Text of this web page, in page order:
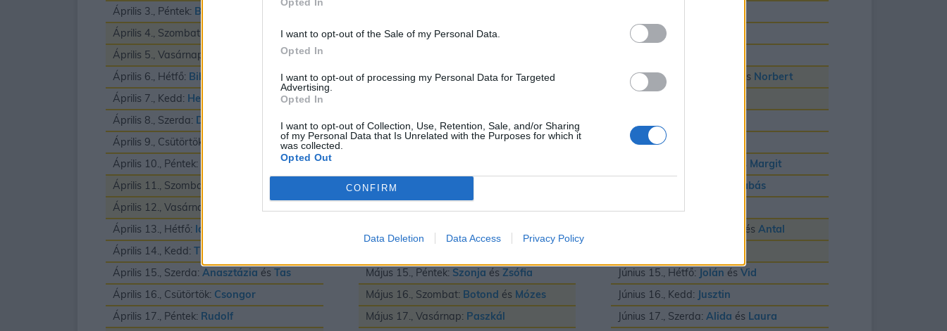
I want to opt-out of the Sale of my Personal Data.
Opted In
I want to opt-out of processing my Personal Data for Targeted
Advertising.
Opted In
I want to opt-out of Collection, Use, Retention, Sale, and/or Sharing
of my Personal Data that Is Unrelated with the Purposes for which it
was collected.
Opted Out
CONFIRM
Data Deletion Data Access Privacy Policy
Április 3., Péntek: Buda
Április 4., Szombat:
Április 5., Vasárnap:
Április 6., Hétfő: Biborka
Április 7., Kedd: Herman
Április 8., Szerda: Dénes
Április 9., Csütörtök:
Április 10., Péntek:
Április 11., Szombat:
Április 12., Vasárnap:
Április 13., Hétfő: Ida
Április 14., Kedd: Tibor
Április 15., Szerda: Anasztázia és Tas
Április 16., Csütörtök: Csongor
Április 17., Péntek: Rudolf
Május 4., Hétfő:Flórián ésMónika
Május 6., Szerda:FridaésIvett
Május 8., Péntek:Mihály
Május 9., Szombat:Gergely
Május 11., Hétfő:
Május 15., Péntek: Szonja és Zsófia
Május 16., Szombat: Botond és Mózes
Május 17., Vasárnap: Paszkál
Június 4., Csütörtök:
Június 6., Szombat:
és Norbert
Június 9., Kedd:
Margit
Barnabás
ésAntal
Június 15., Hétfő: Jolán ésVid
Június 16., Kedd: Jusztin
Június 17., Szerda:Alida és Laura